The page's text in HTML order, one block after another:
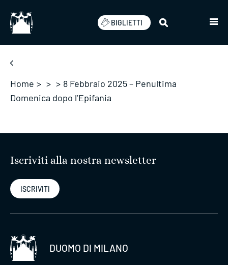
BIGLIETTI
Home > > > 8 Febbraio 2025 – Penultima
Domenica dopo l’Epifania
Iscriviti alla nostra newsletter
ISCRIVITI
DUOMO DI MILANO